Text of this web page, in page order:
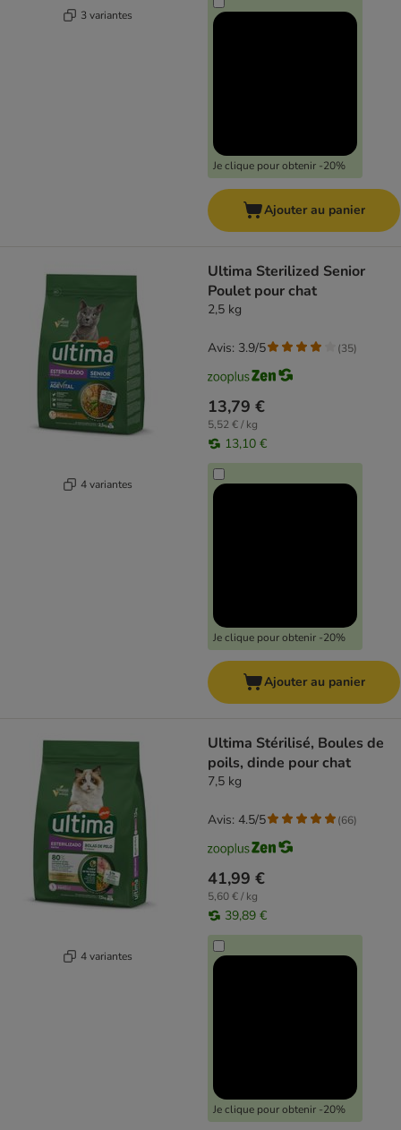
3 variantes
Je clique pour obtenir -20%
Ajouter au panier
4 variantes
Ultima Sterilized Senior
Poulet pour chat
2,5 kg
13,79 €
5,52 € / kg
13,10 €
Je clique pour obtenir -20%
Avis: 3.9/5 (35)
Ajouter au panier
4 variantes
Ultima Stérilisé, Boules de
poils, dinde pour chat
7,5 kg
41,99 €
5,60 € / kg
39,89 €
Je clique pour obtenir -20%
Avis: 4.5/5 (66)